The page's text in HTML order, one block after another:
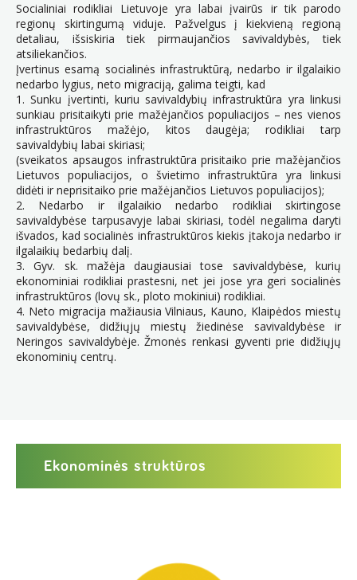
Socialiniai rodikliai Lietuvoje yra labai įvairūs ir tik parodo
regionų skirtingumą viduje. Pažvelgus į kiekvieną regioną
detaliau, išsiskiria tiek pirmaujančios savivaldybės, tiek
atsiliekančios.
Įvertinus esamą socialinės infrastruktūrą, nedarbo ir ilgalaikio
nedarbo lygius, neto migraciją, galima teigti, kad
1. Sunku įvertinti, kuriu savivaldybių infrastruktūra yra linkusi
sunkiau prisitaikyti prie mažėjančios populiacijos – nes vienos
infrastruktūros mažėjo, kitos daugėja; rodikliai tarp
savivaldybių labai skiriasi;
(sveikatos apsaugos infrastruktūra prisitaiko prie mažėjančios
Lietuvos populiacijos, o švietimo infrastruktūra yra linkusi
didėti ir neprisitaiko prie mažėjančios Lietuvos populiacijos);
2. Nedarbo ir ilgalaikio nedarbo rodikliai skirtingose
savivaldybėse tarpusavyje labai skiriasi, todėl negalima daryti
išvados, kad socialinės infrastruktūros kiekis įtakoja nedarbo ir
ilgalaikių bedarbių dalį.
3. Gyv. sk. mažėja daugiausiai tose savivaldybėse, kurių
ekonominiai rodikliai prastesni, net jei jose yra geri socialinės
infrastruktūros (lovų sk., ploto mokiniui) rodikliai.
4. Neto migracija mažiausia Vilniaus, Kauno, Klaipėdos miestų
savivaldybėse, didžiųjų miestų žiedinėse savivaldybėse ir
Neringos savivaldybėje. Žmonės renkasi gyventi prie didžiųjų
ekonominių centrų.
Ekonominės struktūros